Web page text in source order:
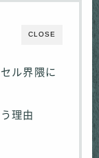
CLOSE
ル界隈に
理由